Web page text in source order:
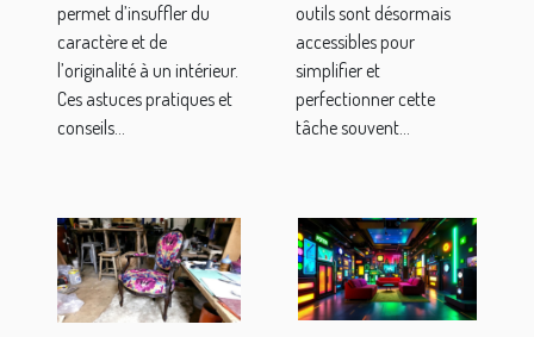
permet d’insuffler du
caractère et de
l’originalité à un intérieur.
Ces astuces pratiques et
conseils...
outils sont désormais
accessibles pour
simplifier et
perfectionner cette
tâche souvent...